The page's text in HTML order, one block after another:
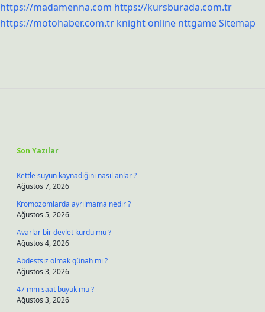
https://madamenna.com https://kursburada.com.tr
https://motohaber.com.tr knight online nttgameSitemap
Son Yazılar
Kettle suyun kaynadığını nasıl anlar ?
Ağustos 7, 2026
Kromozomlarda ayrılmama nedir ?
Ağustos 5, 2026
Avarlar bir devlet kurdu mu ?
Ağustos 4, 2026
Abdestsiz olmak günah mı ?
Ağustos 3, 2026
47 mm saat büyük mü ?
Ağustos 3, 2026